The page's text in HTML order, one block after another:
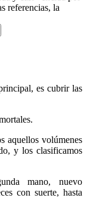
referencias, la
es cubrir las
aquellos volúmenes
y los clasificamos
mano, nuevo
con suerte, hasta